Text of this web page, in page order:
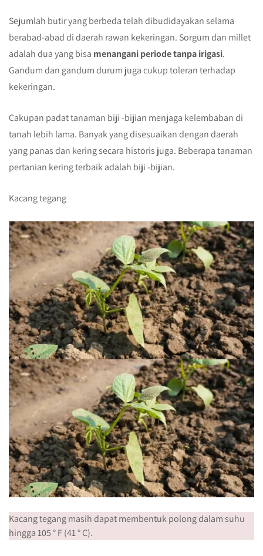
Sejumlah butir yang berbeda telah dibudidayakan selama
berabad-abad di daerah rawan kekeringan. Sorgum dan millet
adalah dua yang bisa menangani periode tanpa irigasi.
Gandum dan gandum durum juga cukup toleran terhadap
kekeringan.
Cakupan padat tanaman biji -bijian menjaga kelembaban di
tanah lebih lama. Banyak yang disesuaikan dengan daerah
yang panas dan kering secara historis juga. Beberapa tanaman
pertanian kering terbaik adalah biji -bijian.
Kacang tegang
Kacang tegang masih dapat membentuk polong dalam suhu
hingga 105 ° F (41 ° C).